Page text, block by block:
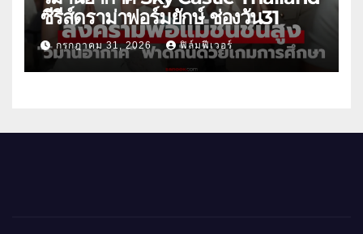
ซีรีส์ดราม่าฟอร์มยักษ์ ช่องวัน31
กรกฎาคม 31, 2026 ฟิล์มฟีเวอร์